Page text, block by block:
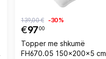
€9700
139,00 € -30%
Topper me shkumë
FH670.05 150x200x5 cm